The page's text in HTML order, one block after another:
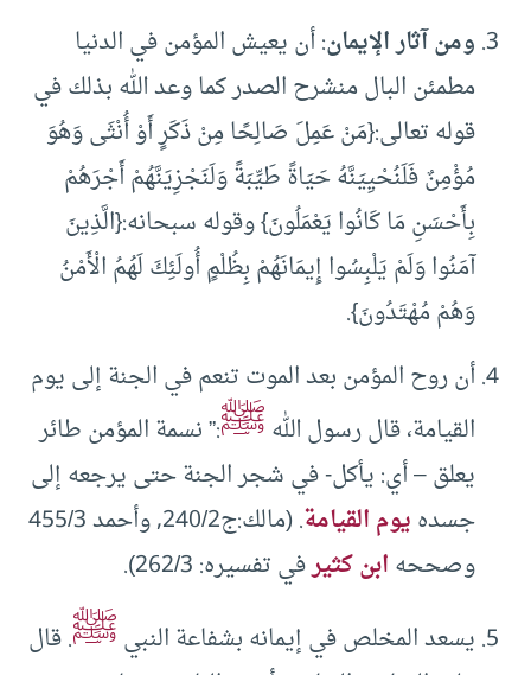
ومن آثار الإيمان: أن يعيش المؤمن في الدنيا
مطمئن البال منشرح الصدر كما وعد الله بذلك في
قوله تعالى:{مَنْ عَمِلَ صَالِحًا مِنْ ذَكَرٍ أَوْ أُنْثَى وَهُوَ
مُؤْمِنٌ فَلَنُحْيِيَنَّهُ حَيَاةً طَيِّبَةً وَلَنَجْزِيَنَّهُمْ أَجْرَهُمْ
بِأَحْسَنِ مَا كَانُوا يَعْمَلُونَ} وقوله سبحانه:{الَّذِينَ
آمَنُوا وَلَمْ يَلْبِسُوا إِيمَانَهُمْ بِظُلْمٍ أُولَئِكَ لَهُمُ الْأَمْنُ
وَهُمْ مُهْتَدُونَ}.
أن روح المؤمن بعد الموت تنعم في الجنة إلى يوم
القيامة، قال رسول اللهﷺ:” نسمة المؤمن طائر
يعلق – أي: يأكل- في شجر الجنة حتى يرجعه إلى
جسدهيوم القيامة
. (مالك:ج240/2, وأحمد 455/3
وصححهابن كثيرفي تفسيره: 262/3).
يسعد المخلص في إيمانه بشفاعة النبيﷺ. قال